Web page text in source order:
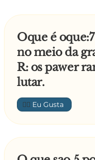
Oque é
no meio da
R: os pawer
lutar.
👍🏼